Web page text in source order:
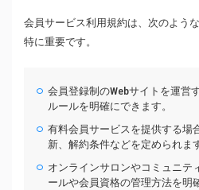
会員サービス利用規約は、次のよう
特に重要です。
会員登録制のWebサイトを運営
ルールを明確にできます。
有料会員サービスを提供する
新、解約条件などを定められま
オンラインサロンやコミュニ
ールや会員資格の管理方法を明